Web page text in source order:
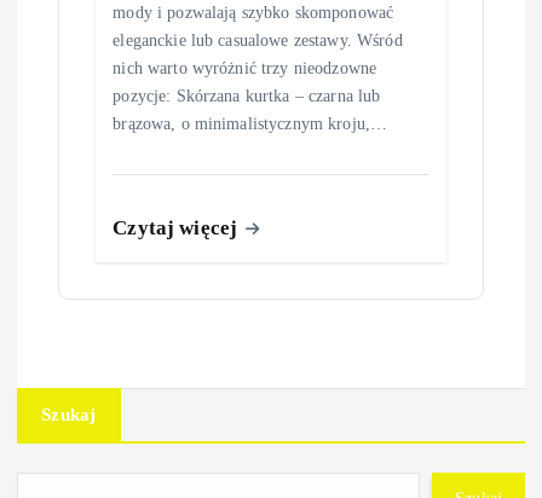
mody i pozwalają szybko skomponować
eleganckie lub casualowe zestawy. Wśród
nich warto wyróżnić trzy nieodzowne
pozycje: Skórzana kurtka – czarna lub
brązowa, o minimalistycznym kroju,…
Czytaj więcej
Szukaj